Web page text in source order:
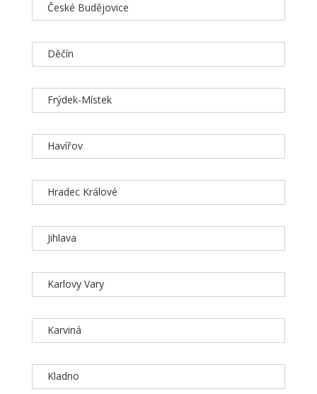
České Budějovice
Děčín
Frýdek-Místek
Havířov
Hradec Králové
Jihlava
Karlovy Vary
Karviná
Kladno